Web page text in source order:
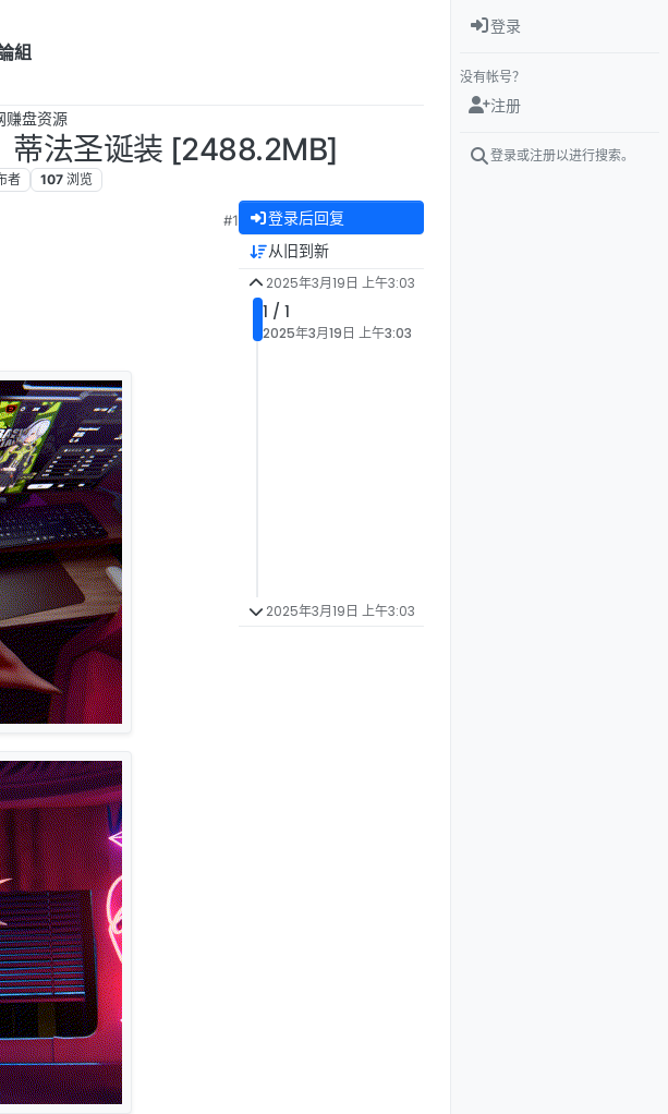
組
赚盘资源
法圣诞装 [2488.2MB]
者 107 浏览
#1 登录后回复
从旧到新
2025年3月19日 上午3:03
1 / 1
2025年3月19日 上午3:03
2025年3月19日 上午3:03
登录
没有帐号？
注册
登录或注册以进行搜索。